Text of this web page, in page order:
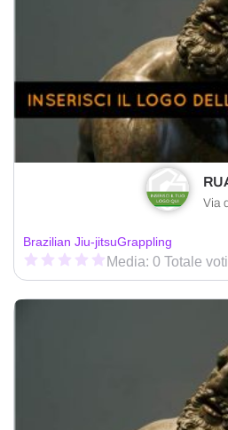
Brazilian Jiu-jitsuGrappling
Media: 0 Totale